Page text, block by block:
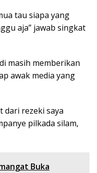
tau siapa yang
aja” jawab singkat
masih memberikan
awak media yang
dari rezeki saya
pilkada silam,
Buka